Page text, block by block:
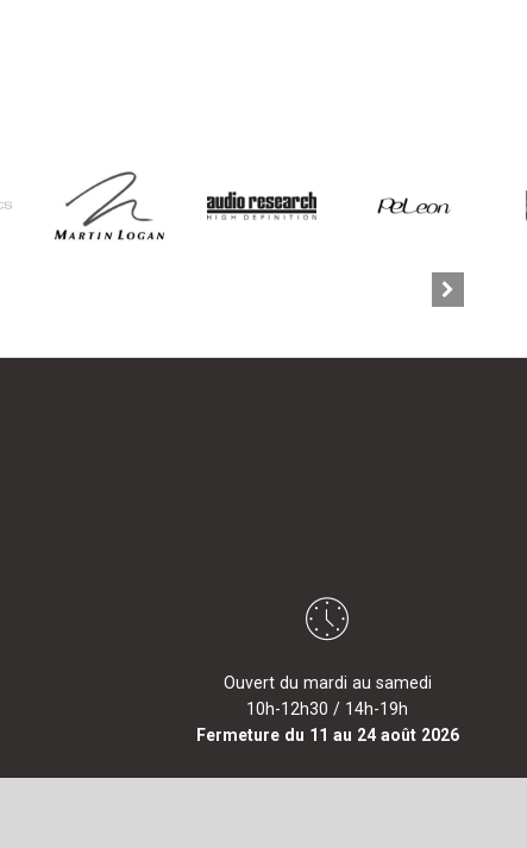
Ouvert du mardi au samedi
10h-12h30 / 14h-19h
Fermeture du 11 au 24 août 2026